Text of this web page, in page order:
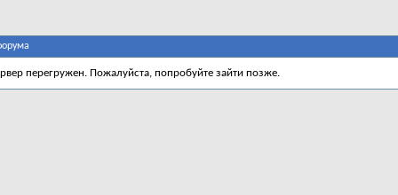
перегружен. Пожалуйста, попробуйте зайти позже.